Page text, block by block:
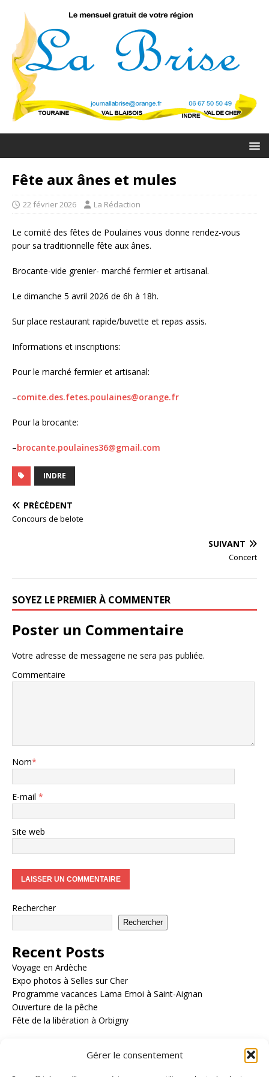
Gérer le consentement
Fête aux ânes et mules
22 février 2026 La Rédaction
Le comité des fêtes de Poulaines vous donne rendez-vous
pour sa traditionnelle fête aux ânes.
Brocante-vide grenier- marché fermier et artisanal.
Le dimanche 5 avril 2026 de 6h à 18h.
Sur place restaurant rapide/buvette et repas assis.
Informations et inscriptions:
Pour le marché fermier et artisanal:
–comite.des.fetes.poulaines@orange.fr
Pour la brocante:
–brocante.poulaines36@gmail.com
INDRE
PRÉCÉDENT
Concours de belote
SUIVANT
Concert
SOYEZ LE PREMIER À COMMENTER
Poster un Commentaire
Votre adresse de messagerie ne sera pas publiée.
Commentaire
Nom*
E-mail *
Site web
Rechercher
Rechercher
Recent Posts
Voyage en Ardèche
Expo photos à Selles sur Cher
Programme vacances Lama Emoi à Saint-Aignan
Ouverture de la pêche
Fête de la libération à Orbigny
Recent Comments